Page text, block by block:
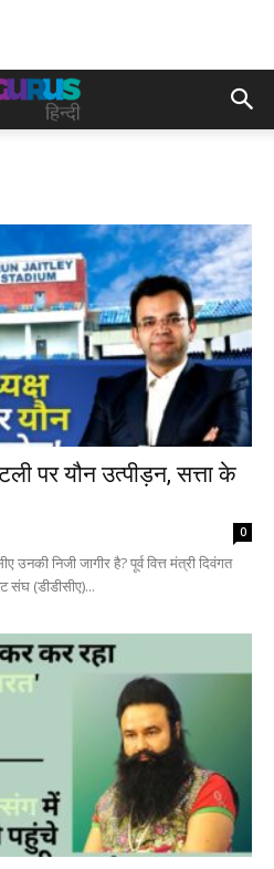
पर यौन उत्पीड़न, सत्ता के
0
उनकी निजी जागीर है? पूर्व वित्त मंत्री दिवंगत
संघ (डीडीसीए)...